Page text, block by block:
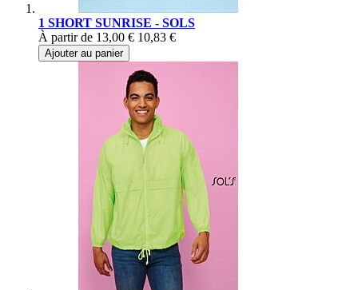
1 SHORT SUNRISE - SOLS
À partir de 13,00 € 10,83 €
Ajouter au panier